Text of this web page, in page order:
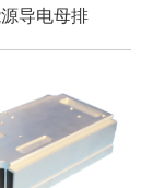
导电母排